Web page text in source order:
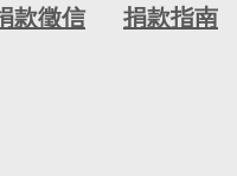
款徵信 捐款指南